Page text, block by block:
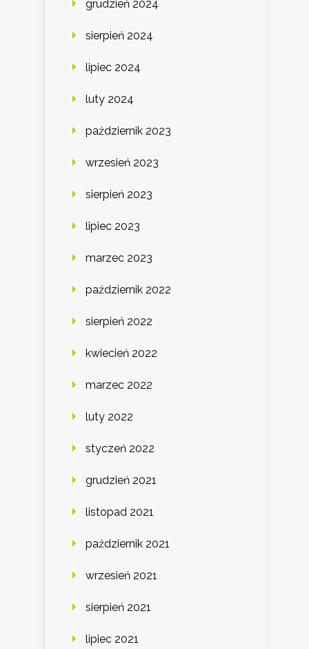
grudzień 2024
sierpień 2024
lipiec 2024
luty 2024
październik 2023
wrzesień 2023
sierpień 2023
lipiec 2023
marzec 2023
październik 2022
sierpień 2022
kwiecień 2022
marzec 2022
luty 2022
styczeń 2022
grudzień 2021
listopad 2021
październik 2021
wrzesień 2021
sierpień 2021
lipiec 2021